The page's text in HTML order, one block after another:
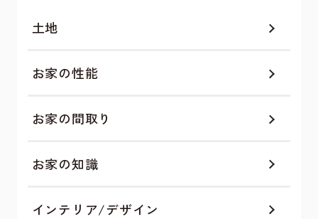
土地
お家の性能
お家の間取り
お家の知識
インテリア/デザイン